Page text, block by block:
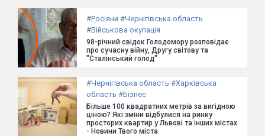
#Росіяни #Чернігівська область
#Військова окупація
98-річний свідок Голодомору розповідає
про сучасну війну, Другу світову та
"Сталінський голод"
#Чернігівська область #Харківська
область #Бізнес
Більше 100 квадратних метрів за вигідною
ціною? Які зміни відбулися на ринку
просторих квартир у Львові та інших містах
- Новини Твого міста.